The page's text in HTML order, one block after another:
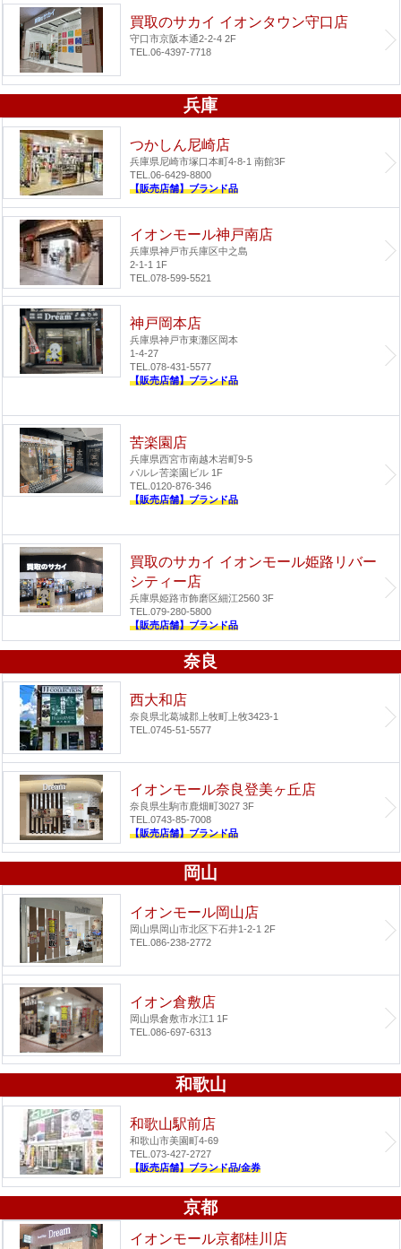
買取のサカイ イオンタウン守口店
守口市京阪本通2-2-4 2F
TEL.06-4397-7718
兵庫
つかしん尼崎店
兵庫県尼崎市塚口本町4-8-1 南館3F
TEL.06-6429-8800
【販売店舗】ブランド品
イオンモール神戸南店
兵庫県神戸市兵庫区中之島
2-1-1 1F
TEL.078-599-5521
神戸岡本店
兵庫県神戸市東灘区岡本
1-4-27
TEL.078-431-5577
【販売店舗】ブランド品
苦楽園店
兵庫県西宮市南越木岩町9-5
パルレ苦楽園ビル 1F
TEL.0120-876-346
【販売店舗】ブランド品
買取のサカイ イオンモール姫路リバー
シティー店
兵庫県姫路市飾磨区細江2560 3F
TEL.079-280-5800
【販売店舗】ブランド品
奈良
西大和店
奈良県北葛城郡上牧町上牧3423-1
TEL.0745-51-5577
イオンモール奈良登美ヶ丘店
奈良県生駒市鹿畑町3027 3F
TEL.0743-85-7008
【販売店舗】ブランド品
岡山
イオンモール岡山店
岡山県岡山市北区下石井1-2-1 2F
TEL.086-238-2772
イオン倉敷店
岡山県倉敷市水江1 1F
TEL.086-697-6313
和歌山
和歌山駅前店
和歌山市美園町4-69
TEL.073-427-2727
【販売店舗】ブランド品/金券
京都
イオンモール京都桂川店